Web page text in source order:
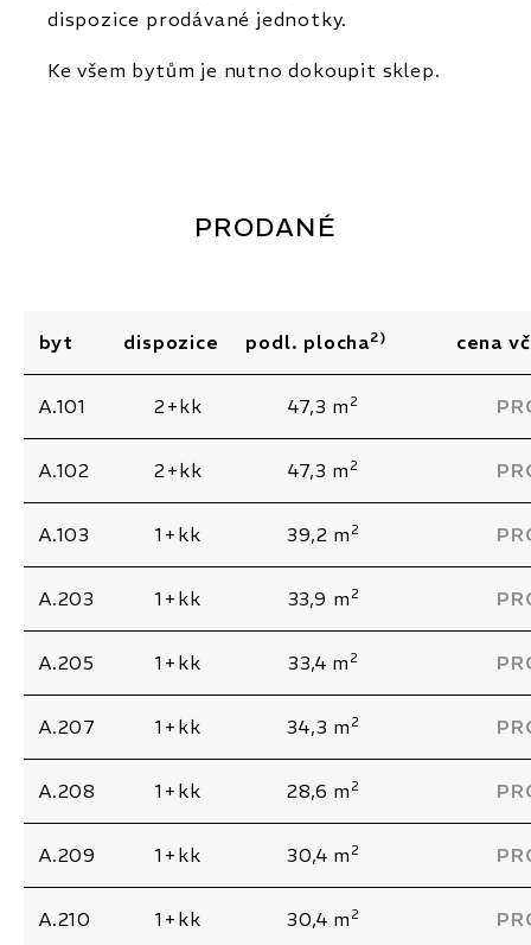
dispozice prodávané jednotky.
Ke všem bytům je nutno dokoupit sklep.
PRODANÉ
byt dispozice podl. plocha2) cena
A.101 2+kk 47,3 m 2
A.102 2+kk 47,3 m 2
A.103 1+kk 39,2 m 2
A.203 1+kk 33,9 m 2
A.205 1+kk 33,4 m 2
A.207 1+kk 34,3 m 2
A.208 1+kk 28,6 m 2
A.209 1+kk 30,4 m 2
A.210 1+kk 30,4 m 2